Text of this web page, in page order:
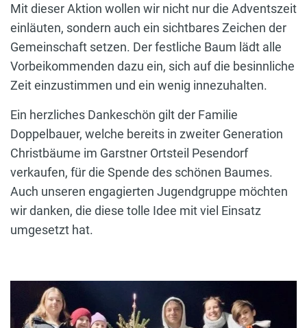
Mit dieser Aktion wollen wir nicht nur die Adventszeit
einläuten, sondern auch ein sichtbares Zeichen der
Gemeinschaft setzen. Der festliche Baum lädt alle
Vorbeikommenden dazu ein, sich auf die besinnliche
Zeit einzustimmen und ein wenig innezuhalten.
Ein herzliches Dankeschön gilt der Familie
Doppelbauer, welche bereits in zweiter Generation
Christbäume im Garstner Ortsteil Pesendorf
verkaufen, für die Spende des schönen Baumes.
Auch unseren engagierten Jugendgruppe möchten
wir danken, die diese tolle Idee mit viel Einsatz
umgesetzt hat.